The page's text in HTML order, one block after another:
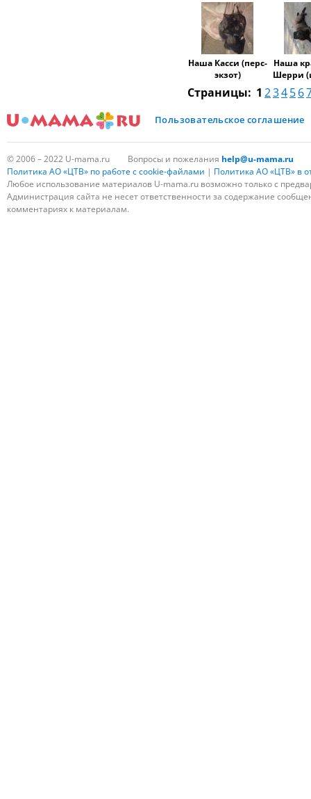
Наша Касси (перс-
экзот)
Наша
Шерри
Страницы: 1 23456
Пользовательское соглашение
© 2006 – 2022 U-mama.ru Вопросы и пожелания help@u-mama.ru
Политика АО «ЦТВ» по работе с cookie-файлами | Политика АО «ЦТВ» в
Любое использование материалов U-mama.ru возможно только с
Администрация сайта не несет ответственности за содержание
комментариях к материалам.